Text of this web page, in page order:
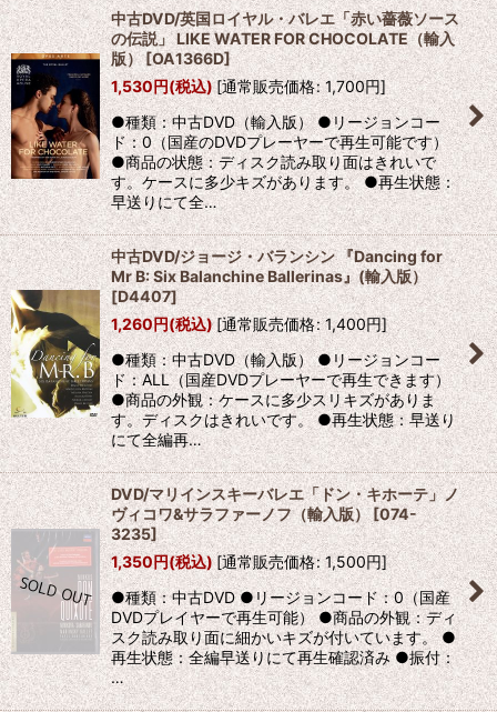
中古DVD/英国ロイヤル・バレエ「赤い薔薇ソース
の伝説」 LIKE WATER FOR CHOCOLATE（輸入
版）[OA1366D]
1,530円(税込) [通常販売価格: 1,700円]
●種類：中古DVD（輸入版） ●リージョンコー
ド：0（国産のDVDプレーヤーで再生可能です）
●商品の状態：ディスク読み取り面はきれいで
す。ケースに多少キズがあります。 ●再生状態：
早送りにて全…
中古DVD/ジョージ・バランシン 『Dancing for
Mr B: Six Balanchine Ballerinas』(輸入版）
[D4407]
1,260円(税込)[通常販売価格: 1,400円]
●種類：中古DVD（輸入版） ●リージョンコー
ド：ALL（国産DVDプレーヤーで再生できます）
●商品の外観：ケースに多少スリキズがありま
す。ディスクはきれいです。 ●再生状態：早送り
にて全編再…
DVD/マリインスキーバレエ「ドン・キホーテ」ノ
ヴィコワ&サラファーノフ（輸入版） [074-
3235]
1,350円(税込)[通常販売価格: 1,500円]
●種類：中古DVD ●リージョンコード：0（国産
DVDプレイヤーで再生可能） ●商品の外観：ディ
スク読み取り面に細かいキズが付いています。 ●
再生状態：全編早送りにて再生確認済み ●振付：
…